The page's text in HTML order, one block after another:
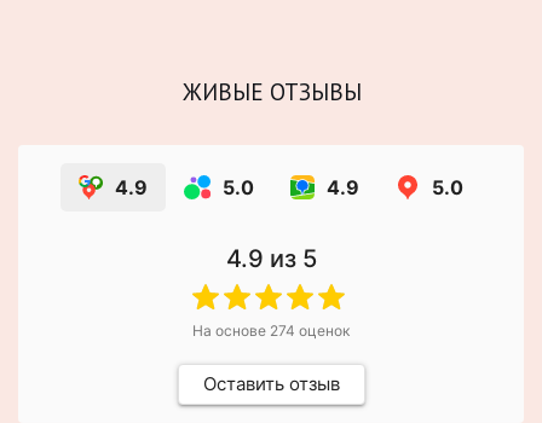
ЖИВЫЕ ОТЗЫВЫ
4.9 5.0 4.9 5.0
4.9 из 5
На основе 274 оценок
Оставить отзыв